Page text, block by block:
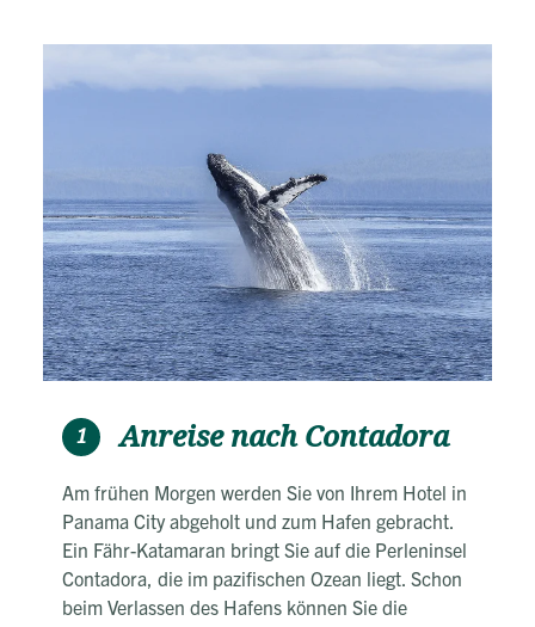
1 Anreise nach Contadora
Am frühen Morgen werden Sie von Ihrem Hotel in
Panama City abgeholt und zum Hafen gebracht.
Ein Fähr-Katamaran bringt Sie auf die Perleninsel
Contadora, die im pazifischen Ozean liegt. Schon
beim Verlassen des Hafens können Sie die